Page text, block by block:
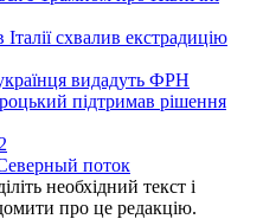
схвалив екстрадицію
видадуть ФРН
підтримав рішення
поток
необхідний текст і
про це редакцію.